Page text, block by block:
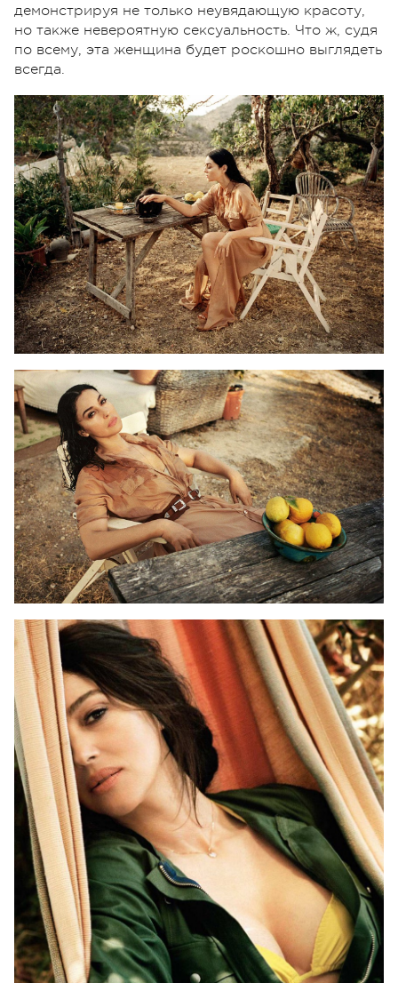
демонстрируя не только неувядающую красоту,
но также невероятную сексуальность. Что ж, судя
по всему, эта женщина будет роскошно выглядеть
всегда.